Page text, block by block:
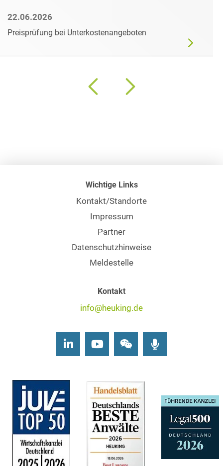
22.06.2026
Preisprüfung bei Unterkostenangeboten
Wichtige Links
Kontakt/Standorte
Impressum
Partner
Datenschutzhinweise
Meldestelle
Kontakt
info@heuking.de
LinkedInYoutubeWechat